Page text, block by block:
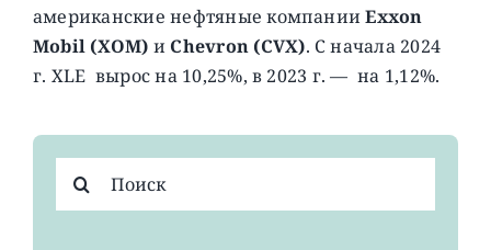
американские нефтяные компанииExxon
Mobil (XOM) и Chevron (CVX). С начала 2024
г. XLE вырос на 10,25%, в 2023 г. — на 1,12%.
поиска: